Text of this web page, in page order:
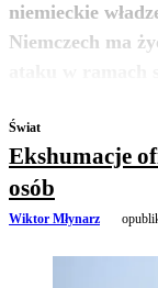
niemieckie
Niemczech ma
Świat
Ekshumacje
osób
Wiktor Młynarz